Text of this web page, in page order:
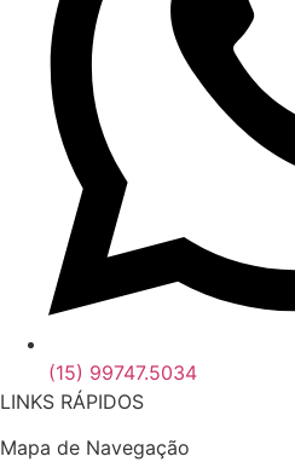
(15) 99747.5034
LINKS RÁPIDOS
Mapa de Navegação